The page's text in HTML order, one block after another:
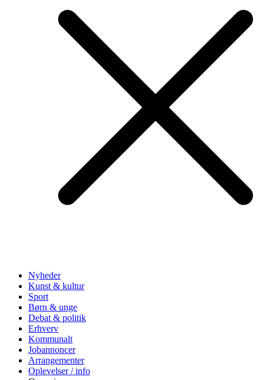
Nyheder
Kunst & kultur
Sport
Børn & unge
Debat & politik
Erhverv
Kommunalt
Jobannoncer
Arrangementer
Oplevelser / info